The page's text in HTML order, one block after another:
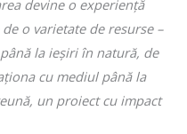
devine o experiență
o varietate de resurse –
la ieșiri în natură, de
cu mediul până la
un proiect cu impact